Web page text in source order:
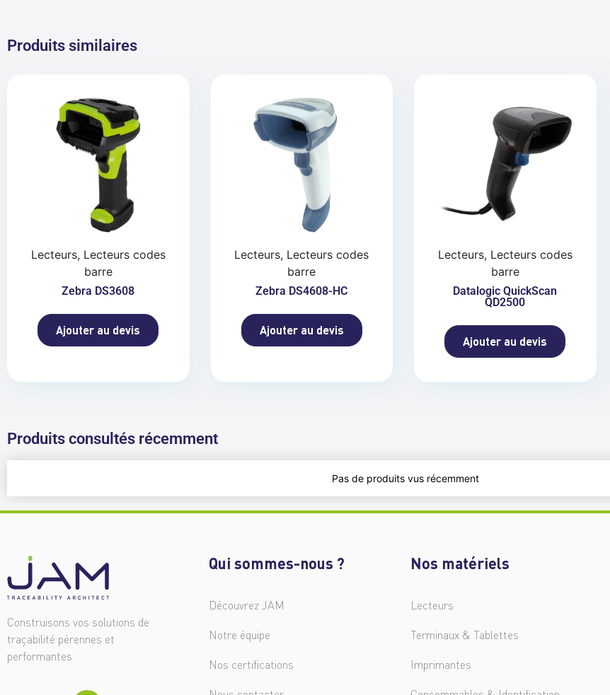
Produits similaires
Lecteurs, Lecteurs codes
barre
Zebra DS3608
Ajouter au devis
Lecteurs, Lecteurs codes
barre
Zebra DS4608-HC
Ajouter au devis
Lecteurs, Lecteurs codes
barre
Datalogic QuickScan
QD2500
Ajouter au devis
Produits consultés récemment
Pas de produits vus récemment
Construisons vos solutions de
traçabilité pérennes et
performantes
Qui sommes-nous ?
Découvrez JAM
Notre équipe
Nos certifications
Nos matériels
Lecteurs
Terminaux & Tablettes
Imprimantes